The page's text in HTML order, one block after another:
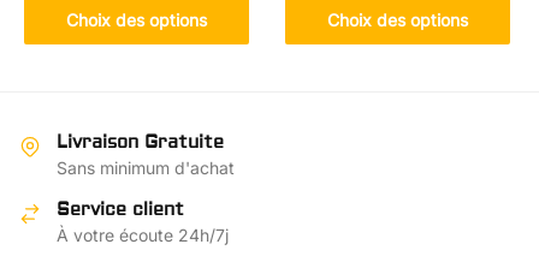
Choix des options
a
plusieurs
options
peuvent
choisies
sur
Choix des options
Ce
produit
Livraison Gratuite
Sans minimum d'achat
Service client
À votre écoute 24h/7j